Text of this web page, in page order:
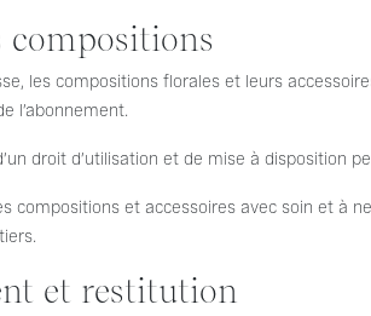
compositions
les compositions florales et leurs
l’abonnement.
droit d’utilisation et de mise à disposition
compositions et accessoires avec soin et à
et restitution